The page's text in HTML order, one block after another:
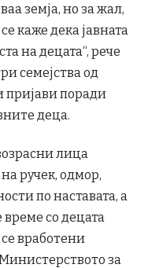
земја, но за жал,
каже дека јавната
на децата“, рече
семејства од
пријави поради
деца.
лица
ручек, одмор,
по наставата, а
со децата
вработени
за